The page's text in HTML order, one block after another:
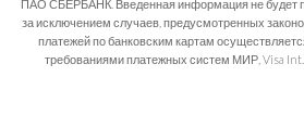
ПАО СБЕРБАНК. Введенная информация не будет
за исключением случаев, предусмотренных
платежей по банковским картам
требованиями платежных систем МИР, Visa Int.